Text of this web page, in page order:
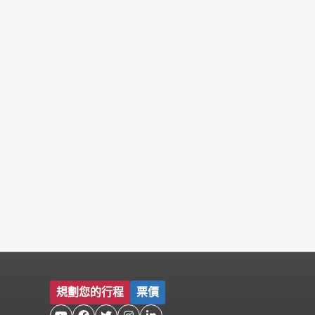
規劃您的行程 票價